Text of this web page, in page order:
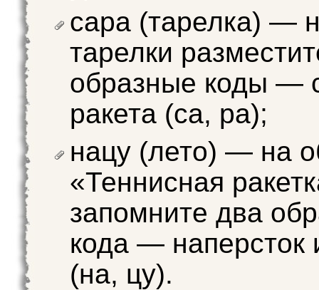
сара (тарелка) —
тарелки
образные коды —
ракета (са, ра);
нацу (лето) — на
«Теннисная
запомните два
кода — наперсток
(на, цу).